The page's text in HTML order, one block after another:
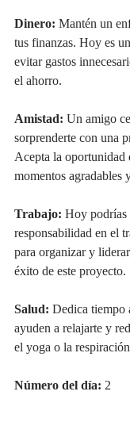
Dinero: Mantén un
tus finanzas. Hoy es
evitar gastos
el ahorro.
Amistad: Un amigo
sorprenderte con una
Acepta la
momentos agradables
Trabajo: Hoy
responsabilidad en el
para organizar y
éxito de este proyecto.
Salud: Dedica tiempo
ayuden a relajarte y
el yoga o la
Número del día: 2